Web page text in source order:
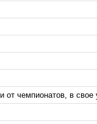
от чемпионатов, в свое